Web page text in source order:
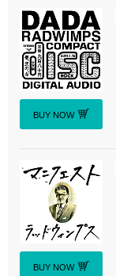
BUY NOW
BUY NOW